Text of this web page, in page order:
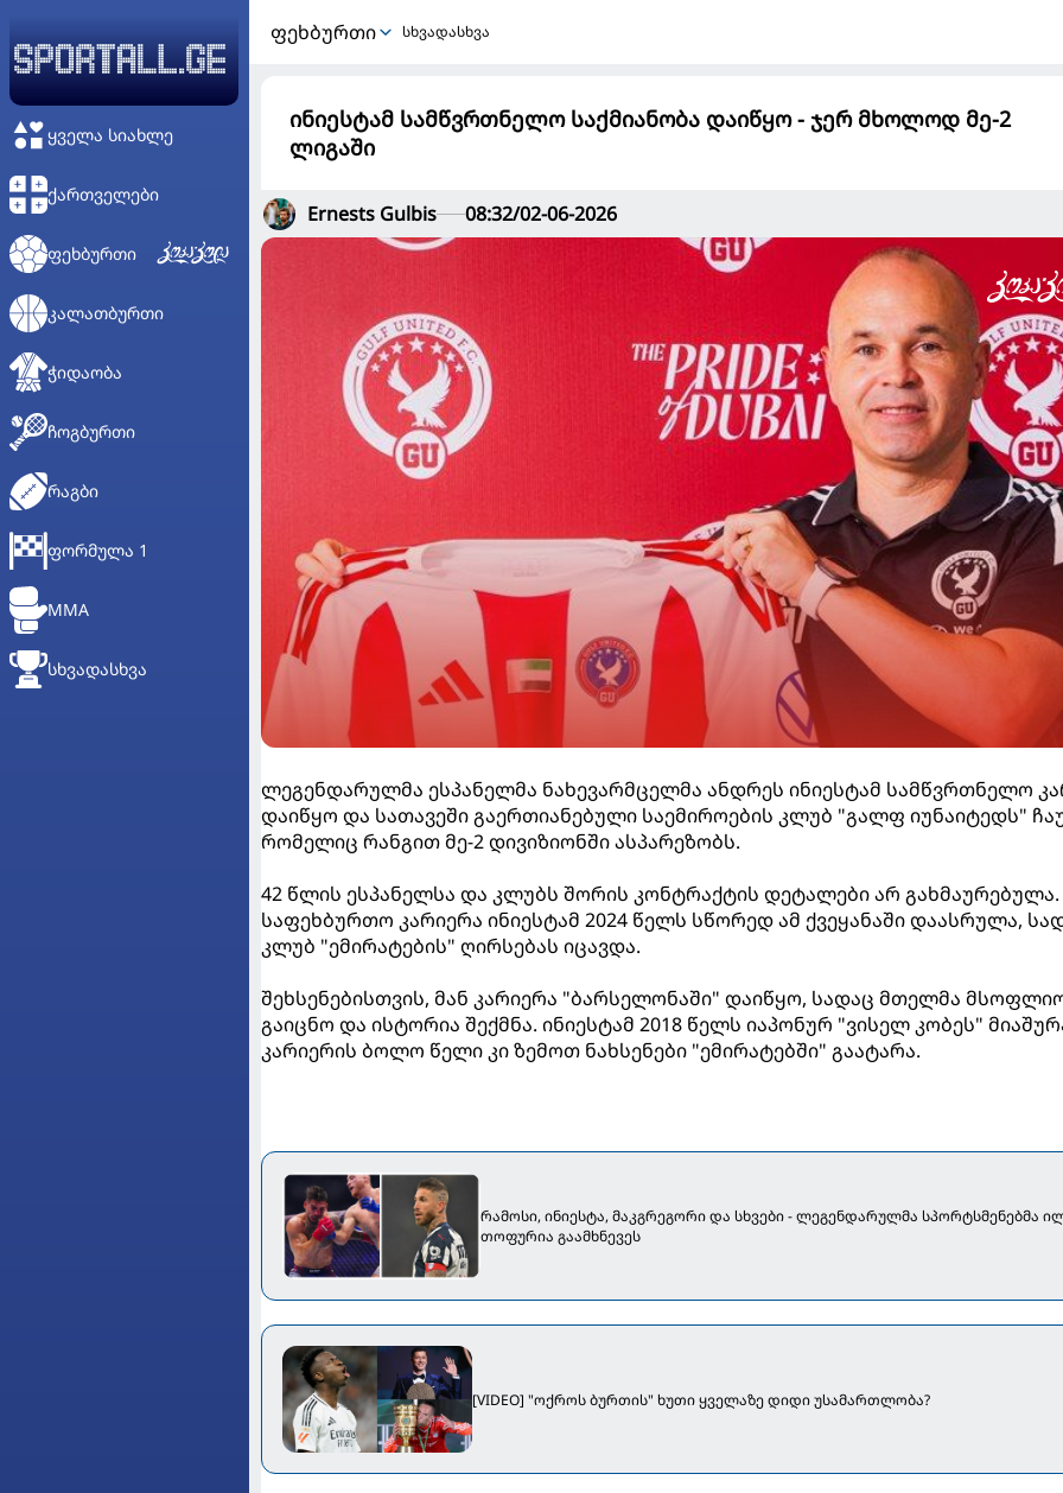
ᲧᲕᲔᲚᲐ ᲡᲘᲐᲮᲚᲔ
ᲥᲐᲠᲗᲕᲔᲚᲔᲑᲘ
ᲤᲔᲮᲑᲣᲠᲗᲘ
ᲙᲐᲚᲐᲗᲑᲣᲠᲗᲘ
ᲭᲘᲓᲐᲝᲑᲐ
ᲩᲝᲒᲑᲣᲠᲗᲘ
ᲠᲐᲒᲑᲘ
ᲤᲝᲠᲛᲣᲚᲐ 1
MMA
ᲡᲮᲕᲐᲓᲐᲡᲮᲕᲐ
ᲤᲔᲮᲑᲣᲠᲗᲘ სხვადასხვა
ინიესტამ სამწვრთნელო საქმიანობა დაიწყო - ჯერ მხოლოდ მე-2
ლიგაში
Ernests Gulbis 08:32/02-06-2026
ლეგენდარულმა ესპანელმა ნახევარმცელმა ანდრეს ინიესტამ სამწვრთნელო
დაიწყო და სათავეში გაერთიანებული საემიროების კლუბ "გალფ იუნაიტედს"
რომელიც რანგით მე-2 დივიზიონში ასპარეზობს.
42 წლის ესპანელსა და კლუბს შორის კონტრაქტის დეტალები არ გახმაურებულა.
საფეხბურთო კარიერა ინიესტამ 2024 წელს სწორედ ამ ქვეყანაში დაასრულა,
კლუბ "ემირატების" ღირსებას იცავდა.
შეხსენებისთვის, მან კარიერა "ბარსელონაში" დაიწყო, სადაც მთელმა
გაიცნო და ისტორია შექმნა. ინიესტამ 2018 წელს იაპონურ "ვისელ კობეს"
კარიერის ბოლო წელი კი ზემოთ ნახსენები "ემირატებში" გაატარა.
რამოსი, ინიესტა, მაკგრეგორი და სხვები - ლეგენდარულმა სპორტსმენებმა
თოფურია გაამხნევეს
[VIDEO] "ოქროს ბურთის" ხუთი ყველაზე დიდი უსამართლობა?